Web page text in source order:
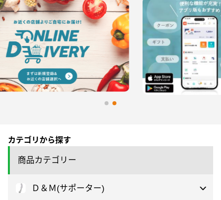
カテゴリから探す
商品カテゴリー
Ｄ＆Ｍ(サポーター)